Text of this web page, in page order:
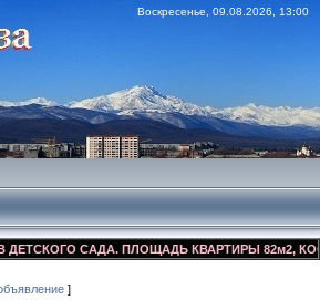
Воскресенье, 09.08.2026, 13:00
САДА. ПЛОЩАДЬ КВАРТИРЫ 82м2,
]